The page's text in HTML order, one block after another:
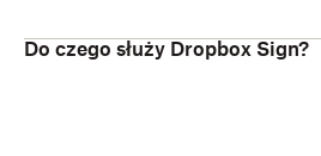
Do czego służy Dropbox Sign?